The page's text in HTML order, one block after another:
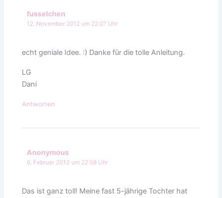
fusselchen
12. November 2012 um 22:07 Uhr
echt geniale Idee. :) Danke für die tolle Anleitung.
LG
Dani
Antworten
Anonymous
6. Februar 2013 um 22:58 Uhr
Das ist ganz toll! Meine fast 5-jährige Tochter hat